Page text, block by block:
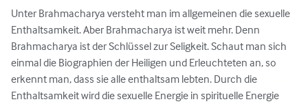
Unter Brahmacharya versteht man im allgemeinen die sexuelle
Enthaltsamkeit. Aber Brahmacharya ist weit mehr. Denn
Brahmacharya ist der Schlüssel zur Seligkeit. Schaut man sich
einmal die Biographien der Heiligen und Erleuchteten an, so
erkennt man, dass sie alle enthaltsam lebten. Durch die
Enthaltsamkeit wird die sexuelle Energie in spirituelle Energie